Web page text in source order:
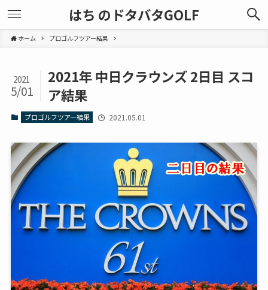
はち のドタバタGOLF
ホーム プロゴルフツアー結果
2021年 中日クラウンズ 2日目 スコ
ア結果
2021
5/01
プロゴルフツアー結果 2021.05.01